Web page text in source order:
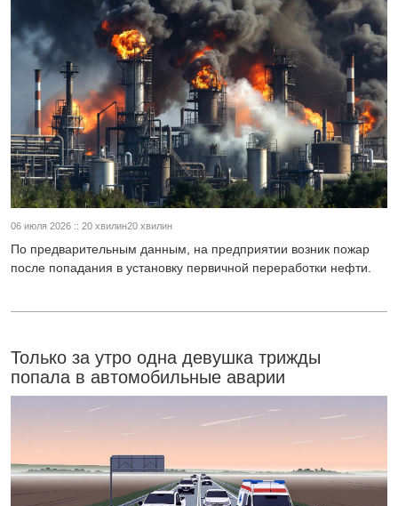
06 июля 2026 :: 20 хвилин20 хвилин
По предварительным данным, на предприятии возник пожар
после попадания в установку первичной переработки нефти.
Только за утро одна девушка трижды
попала в автомобильные аварии